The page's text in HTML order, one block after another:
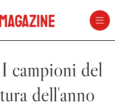
campioni del
dell'anno